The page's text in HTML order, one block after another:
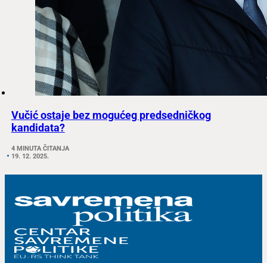
Vučić ostaje bez mogućeg predsedničkog
kandidata?
4 MINUTA ČITANJA
19. 12. 2025.